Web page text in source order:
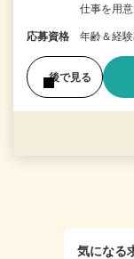
仕事を用
応募資格 年齢＆経
後で見る
気になる